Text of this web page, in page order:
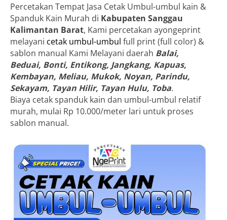
Percetakan Tempat Jasa Cetak Umbul-umbul kain &
Spanduk Kain Murah di Kabupaten Sanggau
Kalimantan Barat, Kami percetakan ayongeprint
melayani cetak umbul-umbul full print (full color) &
sablon manual Kami Melayani daerah Balai,
Beduai, Bonti, Entikong, Jangkang, Kapuas,
Kembayan, Meliau, Mukok, Noyan, Parindu,
Sekayam, Tayan Hilir, Tayan Hulu, Toba.
Biaya cetak spanduk kain dan umbul-umbul relatif
murah, mulai Rp 10.000/meter lari untuk proses
sablon manual.